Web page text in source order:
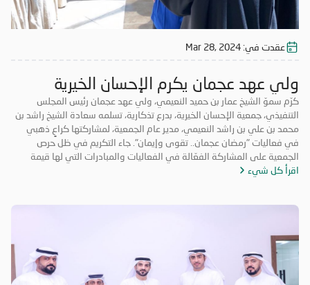
عقدت في: Mar 28, 2024
ولي عهد عجمان يكرم الإحسان الخيرية
كرّم سموّ الشيخ عمار بن حميد النعيمي، ولي عهد عجمان رئيس المجلس
التنفيذي، جمعية الإحسان الخيرية، بدرع تذكارية، تسلمه سعادة الشيخ راشد بن
محمد بن علي بن راشد النعيمي، مدير عام الجمعية، لمشاركتها كراعٍ ذهبي
في فعاليات "رمضان عجمان.. تقوى وإيمان". جاء التكريم في ظل حرص
الجمعية على المشاركة الفعّالة في الفعاليات والمبادرات التي لها قيمة
مضافة تعود على المجتمع بالخير والنفع، وهو ما تتميز به فعاليات "رمضان
وواجبها تجاه الإمارة؛ إذ قامت برعاية ذهبية للفعاليات والنشاطات
المبارك، انسجاماً مع نهج الخير والعطاء الذي تتبناه الجمعية منذ تأسيسها،
وتعزيزاً لمكانة الإمارة وإبراز دورها في نشر قيم الخير والمحبة في الشهر
الفضيل.
اقرأ كل شيء